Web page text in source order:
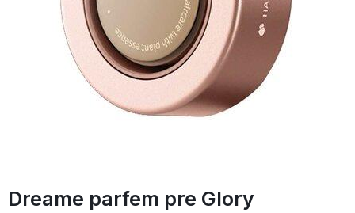
Dreame parfem pre Glory